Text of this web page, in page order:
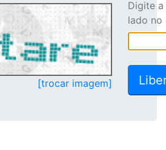
[trocar imagem]
Digite
lado no